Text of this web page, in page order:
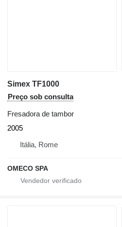
Simex TF1000
Preço sob consulta
Fresadora de tambor
2005
Itália, Rome
OMECO SPA